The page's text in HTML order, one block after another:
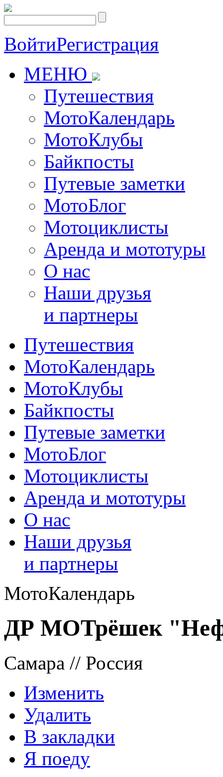
ВойтиРегистрация
МЕНЮ
Путешествия
МотоКалендарь
МотоКлубы
Байкпосты
Путевые заметки
МотоБлог
Мотоциклисты
Аренда и мототуры
О нас
Наши друзья
и партнеры
Путешествия
МотоКалендарь
МотоКлубы
Байкпосты
Путевые заметки
МотоБлог
Мотоциклисты
Аренда и мототуры
О нас
Наши друзья
и партнеры
МотоКалендарь
ДР МОТрёшек
Самара // Россия
Изменить
Удалить
В закладки
Я поеду